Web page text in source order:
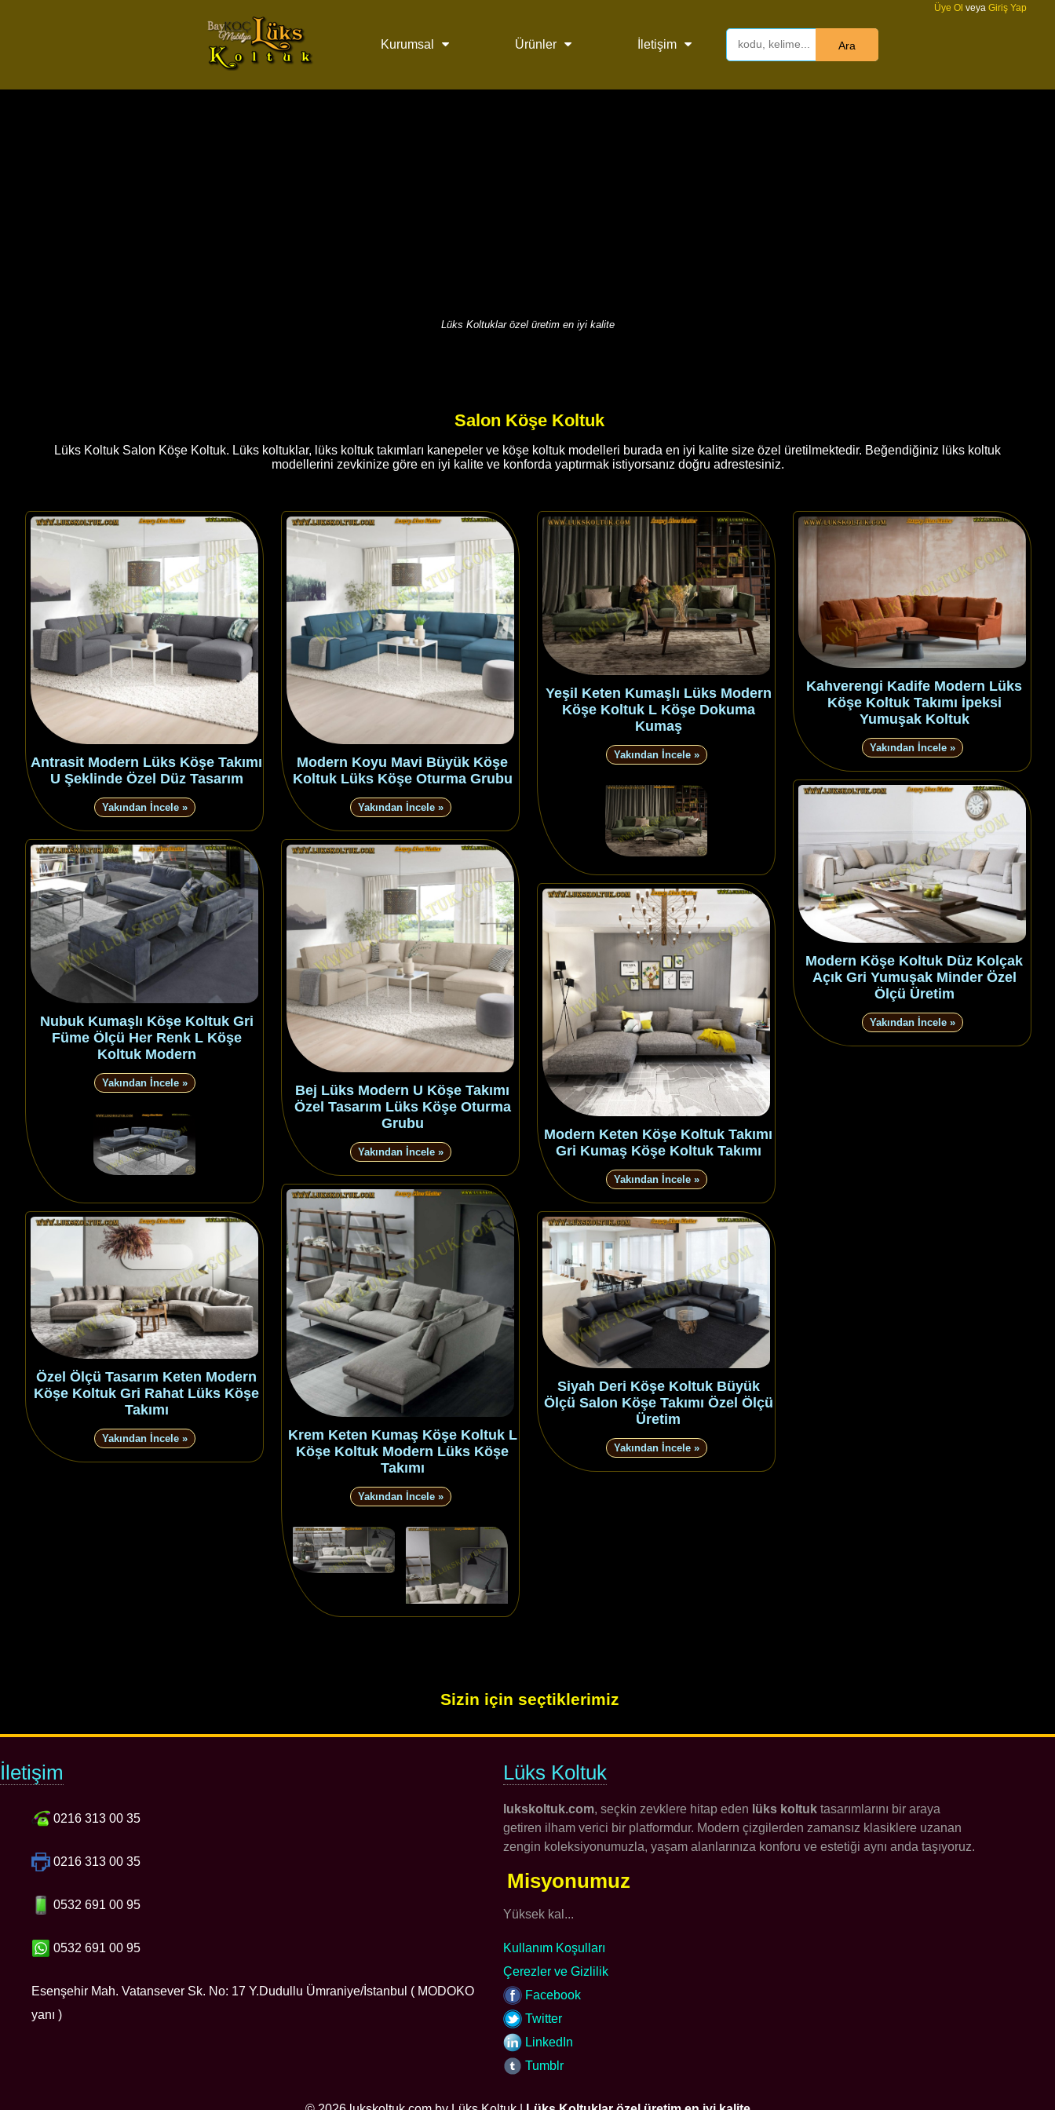
Kurumsal Ürünler İletişim Ara
Lüks Koltuklar özel üretim en iyi kalite
Üye Ol veya Giriş Yap
Salon Köşe Koltuk
Lüks Koltuk Salon Köşe Koltuk. Lüks koltuklar, lüks koltuk takımları kanepeler ve köşe koltuk modelleri burada en iyi kalite size özel üretilmektedir. Beğendiğiniz lüks koltuk
modellerini zevkinize göre en iyi kalite ve konforda yaptırmak istiyorsanız doğru adrestesiniz.
Antrasit Modern Lüks Köşe Takımı
U Şeklinde Özel Düz Tasarım
Yakından İncele »
Nubuk Kumaşlı Köşe Koltuk Gri
Füme Ölçü Her Renk L Köşe
Koltuk Modern
Yakından İncele »
Özel Ölçü Tasarım Keten Modern
Köşe Koltuk Gri Rahat Lüks Köşe
Takımı
Yakından İncele »
Modern Koyu Mavi Büyük Köşe
Koltuk Lüks Köşe Oturma Grubu
Yakından İncele »
Bej Lüks Modern U Köşe Takımı
Özel Tasarım Lüks Köşe Oturma
Grubu
Yakından İncele »
Krem Keten Kumaş Köşe Koltuk L
Köşe Koltuk Modern Lüks Köşe
Takımı
Yakından İncele »
Yeşil Keten Kumaşlı Lüks Modern
Köşe Koltuk L Köşe Dokuma
Kumaş
Yakından İncele »
Modern Keten Köşe Koltuk Takımı
Gri Kumaş Köşe Koltuk Takımı
Yakından İncele »
Siyah Deri Köşe Koltuk Büyük
Ölçü Salon Köşe Takımı Özel Ölçü
Üretim
Yakından İncele »
Kahverengi Kadife Modern Lüks
Köşe Koltuk Takımı İpeksi
Yumuşak Koltuk
Yakından İncele »
Modern Köşe Koltuk Düz Kolçak
Açık Gri Yumuşak Minder Özel
Ölçü Üretim
Yakından İncele »
Sizin için seçtiklerimiz
İletişim
0216 313 00 35
0216 313 00 35
0532 691 00 95
0532 691 00 95
Esenşehir Mah. Vatansever Sk. No: 17 Y.Dudullu Ümraniye/İstanbul ( MODOKO
yanı )
Lüks Koltuk
lukskoltuk.com, seçkin zevklere hitap eden lüks koltuktasarımlarını bir araya
getiren ilham verici bir platformdur. Modern çizgilerden zamansız klasiklere uzanan
zengin koleksiyonumuzla, yaşam alanlarınıza konforu ve estetiği aynı anda taşıyoruz.
Misyonumuz
Yüksek kal...
Kullanım Koşulları
Çerezler ve Gizlilik
Facebook
Twitter
LinkedIn
Tumblr